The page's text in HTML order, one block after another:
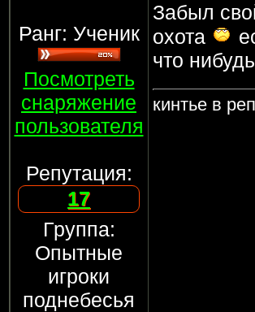
Ранг: Ученик
Посмотреть
снаряжение
пользователя
Репутация:
17
Группа:
Опытные
игроки
поднебесья
Забыл
охота
что
кинтье в